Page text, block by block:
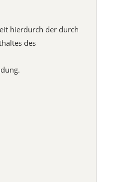
hierdurch der durch
des